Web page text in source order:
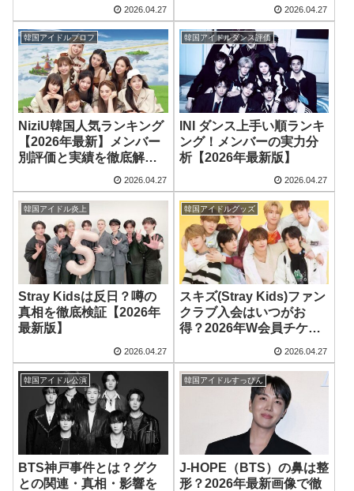
2026.04.27 2026.04.27
韓国アイドルプロフ
NiziU韓国人気ランキング
【2026年最新】メンバー
別評価と実績を徹底解
2026.04.27
韓国アイドルダンス評価
INI ダンス上手い順ランキ
ング！メンバーの実力分
析【2026年最新版】
2026.04.27
韓国アイドル炎上
Stray Kidsは反日？噂の
真相を徹底検証【2026年
最新版】
2026.04.27
韓国アイドルグッズ
スキズ(Stray Kids)ファン
クラブ入会はいつがお
得？2026年W会員チケッ
2026.04.27
韓国アイドル公演
BTS神戸事件とは？グク
との関連・真相・影響を
韓国アイドルすっぴん
J-HOPE（BTS）の鼻は整
形？2026年最新画像で徹